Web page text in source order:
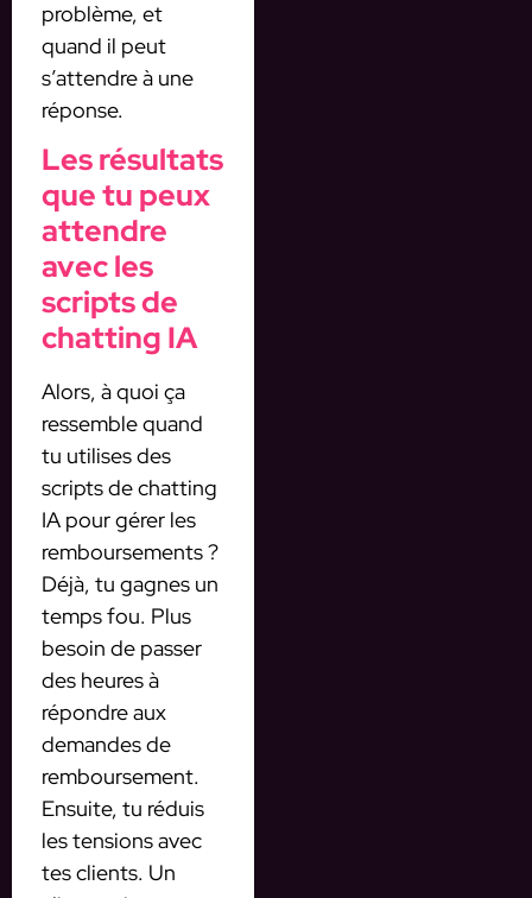
problème, et
quand il peut
s’attendre à une
réponse.
Les résultats
que tu peux
attendre
avec les
scripts de
chatting IA
Alors, à quoi ça
ressemble quand
tu utilises des
scripts de chatting
IA pour gérer les
remboursements ?
Déjà, tu gagnes un
temps fou. Plus
besoin de passer
des heures à
répondre aux
demandes de
remboursement.
Ensuite, tu réduis
les tensions avec
tes clients. Un